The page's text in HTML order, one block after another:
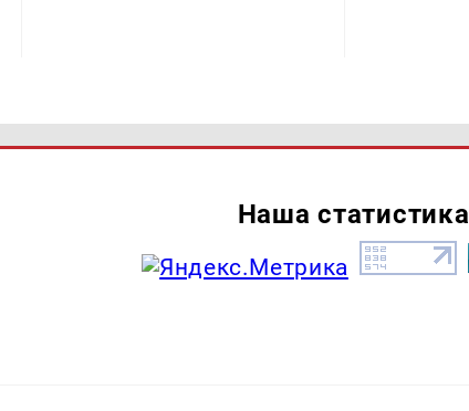
Наша статистика